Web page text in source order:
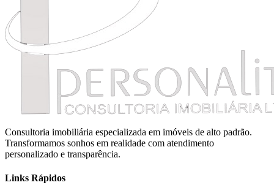
Consultoria imobiliária especializada em imóveis de alto padrão.
Transformamos sonhos em realidade com atendimento
personalizado e transparência.
Links Rápidos